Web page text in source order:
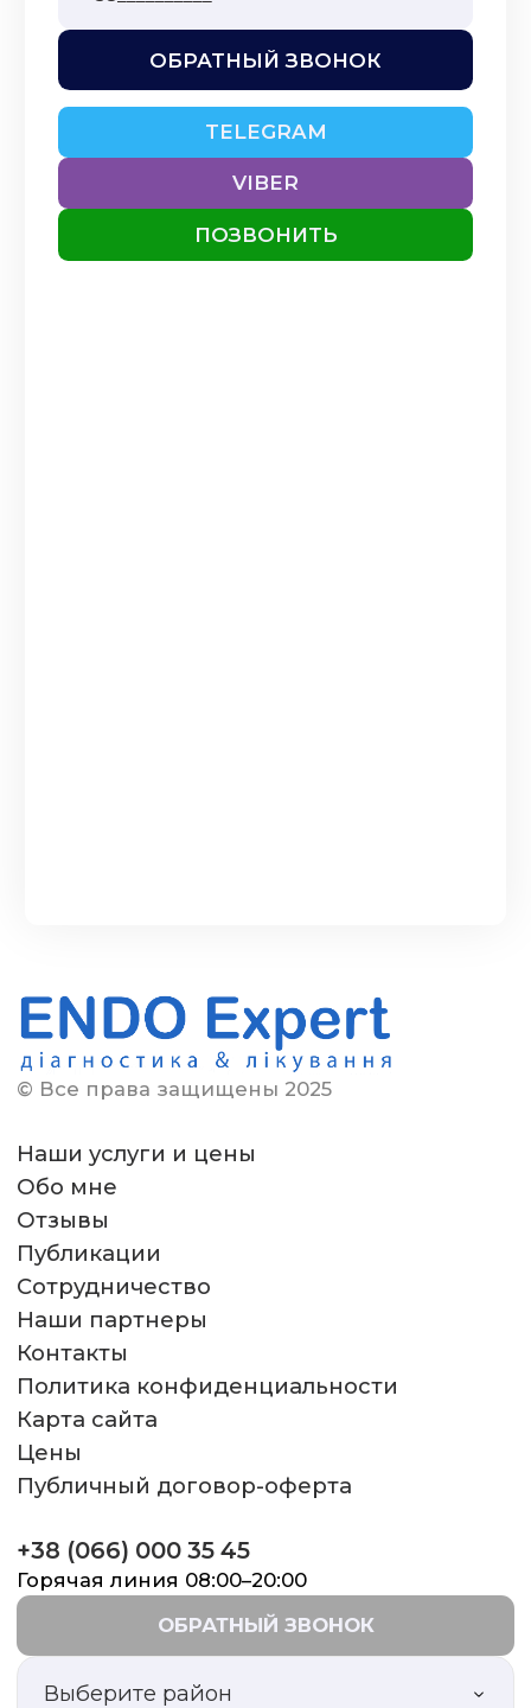
ОБРАТНЫЙ ЗВОНОК
TELEGRAM
VIBER
ПОЗВОНИТЬ
© Все права защищены 2025
Наши услуги и цены
Обо мне
Отзывы
Публикации
Сотрудничество
Наши партнеры
Контакты
Политика конфиденциальности
Карта сайта
Цены
Публичный договор-оферта
+38 (066) 000 35 45
Горячая линия 08:00–20:00
ОБРАТНЫЙ ЗВОНОК
Выберите район